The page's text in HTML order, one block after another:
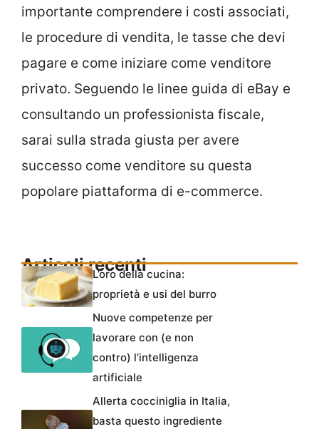
importante comprendere i costi associati,
le procedure di vendita, le tasse che devi
pagare e come iniziare come venditore
privato. Seguendo le linee guida di eBay e
consultando un professionista fiscale,
sarai sulla strada giusta per avere
successo come venditore su questa
popolare piattaforma di e-commerce.
Articoli recenti
L’oro della cucina:
proprietà e usi del burro
Nuove competenze per
lavorare con (e non
contro) l’intelligenza
artificiale
Allerta cocciniglia in Italia,
basta questo ingrediente